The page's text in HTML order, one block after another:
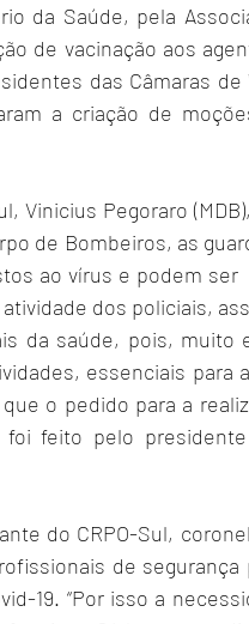
da Saúde, pela
de vacinação aos
das Câmaras
a criação de
Vinicius Pegoraro
de Bombeiros, as
ao vírus e podem
dos policiais,
da saúde, pois, muito
essenciais para
o pedido para a
feito pelo
do CRPO-Sul,
de
19. “Por isso a